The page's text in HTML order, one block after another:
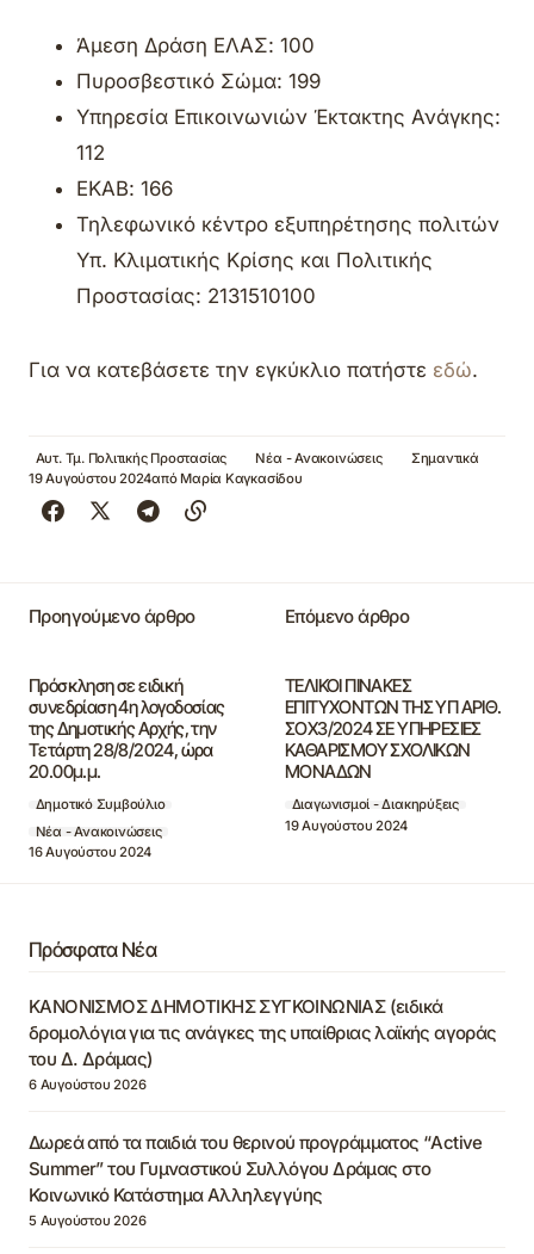
Άμεση Δράση ΕΛΑΣ: 100
Πυροσβεστικό Σώμα: 199
Υπηρεσία Επικοινωνιών Έκτακτης Ανάγκης:
112
ΕΚΑΒ: 166
Τηλεφωνικό κέντρο εξυπηρέτησης πολιτών
Υπ. Κλιματικής Κρίσης και Πολιτικής
Προστασίας: 2131510100
Για να κατεβάσετε την εγκύκλιο πατήστε εδώ.
Αυτ. Τμ. Πολιτικής Προστασίας Νέα - Ανακοινώσεις
Σημαντικά
19 Αυγούστου 2024από Μαρία Καγκασίδου
Προηγούμενο άρθρο
Πρόσκληση σε ειδική
συνεδρίαση 4η λογοδοσίας
της Δημοτικής Αρχής, την
Τετάρτη 28/8/2024, ώρα
20.00μ.μ.
Δημοτικό Συμβούλιο
Νέα - Ανακοινώσεις
16 Αυγούστου 2024
Επόμενο άρθρο
ΤΕΛΙΚΟΙ ΠΙΝΑΚΕΣ
ΕΠΙΤΥΧΟΝΤΩΝ ΤΗΣ ΥΠ ΑΡΙΘ.
ΣΟΧ3/2024 ΣΕ ΥΠΗΡΕΣΙΕΣ
ΚΑΘΑΡΙΣΜΟΥ ΣΧΟΛΙΚΩΝ
ΜΟΝΑΔΩΝ
Διαγωνισμοί - Διακηρύξεις
19 Αυγούστου 2024
Πρόσφατα Νέα
ΚΑΝΟΝΙΣΜΟΣ ΔΗΜΟΤΙΚΗΣ ΣΥΓΚΟΙΝΩΝΙΑΣ (ειδικά
δρομολόγια για τις ανάγκες της υπαίθριας λαϊκής αγοράς
του Δ. Δράμας)
6 Αυγούστου 2026
Δωρεά από τα παιδιά του θερινού προγράμματος “Active
Summer” του Γυμναστικού Συλλόγου Δράμας στο
Κοινωνικό Κατάστημα Αλληλεγγύης
5 Αυγούστου 2026